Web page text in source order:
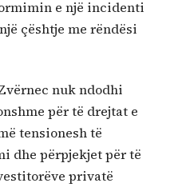
e një incidenti
çështje me rëndësi
nuk ndodhi
për të drejtat e
tensionesh të
dhe përpjekjet për të
privatë